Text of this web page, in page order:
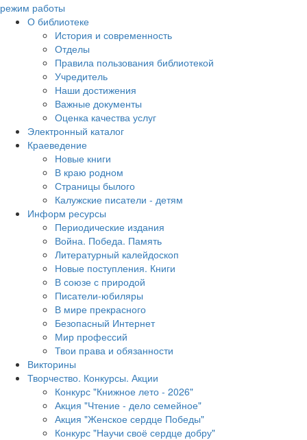
режим работы
О библиотеке
История и современность
Отделы
Правила пользования библиотекой
Учредитель
Наши достижения
Важные документы
Оценка качества услуг
Электронный каталог
Краеведение
Новые книги
В краю родном
Страницы былого
Калужские писатели - детям
Информ ресурсы
Периодические издания
Война. Победа. Память
Литературный калейдоскоп
Новые поступления. Книги
В союзе с природой
Писатели-юбиляры
В мире прекрасного
Безопасный Интернет
Мир профессий
Твои права и обязанности
Викторины
Творчество. Конкурсы. Акции
Конкурс "Книжное лето - 2026"
Акция "Чтение - дело семейное"
Акция "Женское сердце Победы"
Конкурс "Научи своё сердце добру"